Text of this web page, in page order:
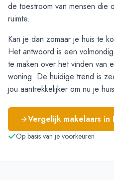
de toestroom van mensen die
ruimte.
Kan je dan zomaar je huis te
Het antwoord is een
te maken over het vinden van
woning. De huidige trend is
jou aantrekkelijker om nu je
Vergelijk makelaars in
Op basis van je voorkeuren